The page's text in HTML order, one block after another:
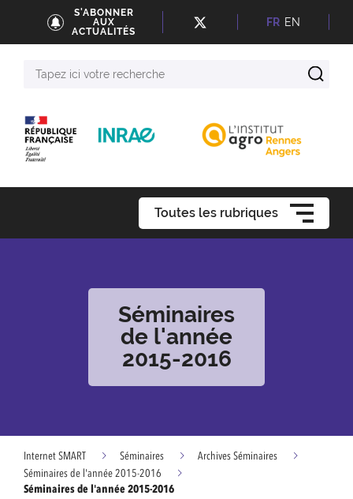
S'ABONNER
AUX
ACTUALITÉS
FR EN
Toutes les rubriques
Séminaires
de l'année
2015-2016
Internet SMART Séminaires
Archives Séminaires
Séminaires de l'année 2015-2016
Séminaires de l'année 2015-2016